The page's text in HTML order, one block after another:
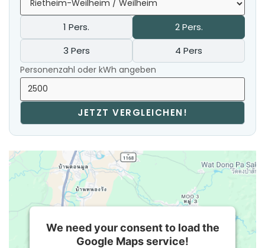
1 Pers.
2 Pers.
3 Pers
4 Pers
Personenzahl oder kWh angeben
JETZT VERGLEICHEN!
We need your consent to load the
Google Maps service!